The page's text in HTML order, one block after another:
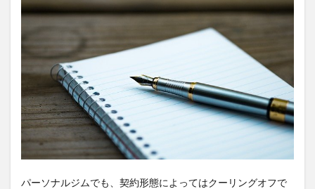
い場
合、返
か？
10.6
体験後
に契約
したけ
ど、や
っぱり
やめた
は？
パーソナルジムでも、契約形態によってはクーリングオフで